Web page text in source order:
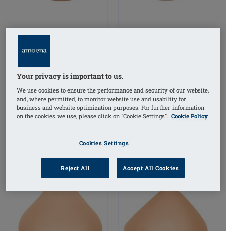
Contact 2S Light Prótesis
de mama
(5)
de mama
(4)
Your privacy is important to us.
We use cookies to ensure the performance and security of our website,
and, where permitted, to monitor website use and usability for
business and website optimization purposes. For further information
on the cookies we use, please click on "Cookie Settings". Cookie Policy
Cookies Settings
Reject All Accept All Cookies